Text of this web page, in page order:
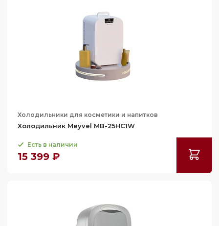
Холодильники для косметики и напитков
Холодильник Meyvel MB-25HC1W
Есть в наличии
15 399 ₽